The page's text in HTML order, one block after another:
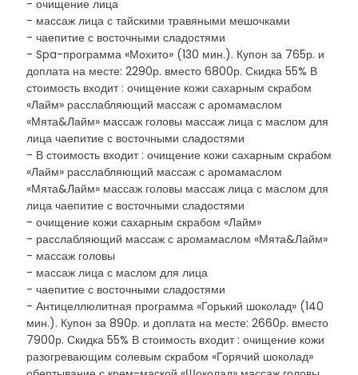
- очищение лица
- массаж лица с тайскими травяными мешочками
- чаепитие с восточными сладостями
- Spa-программа «Мохито» (130 мин.). Купон за 765р. и
доплата на месте: 2290р. вместо 6800р. Скидка 55% В
стоимость входит : очищение кожи сахарным скрабом
«Лайм» расслабляющий массаж с аромамаслом
«Мята&Лайм» массаж головы массаж лица с маслом для
лица чаепитие с восточными сладостями
- В стоимость входит : очищение кожи сахарным скрабом
«Лайм» расслабляющий массаж с аромамаслом
«Мята&Лайм» массаж головы массаж лица с маслом для
лица чаепитие с восточными сладостями
- очищение кожи сахарным скрабом «Лайм»
- расслабляющий массаж с аромамаслом «Мята&Лайм»
- массаж головы
- массаж лица с маслом для лица
- чаепитие с восточными сладостями
- Антицеллюлитная программа «Горький шоколад» (140
мин.). Купон за 890р. и доплата на месте: 2660р. вместо
7900р. Скидка 55% В стоимость входит : очищение кожи
разогревающим солевым скрабом «Горячий шоколад»